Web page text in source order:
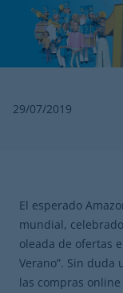
29/07/2019
El esperado
mundial,
oleada de ofertas
Verano”. Sin
las compras